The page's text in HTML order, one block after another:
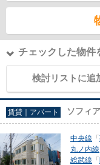
チェックした物件
検討リストに追
賃貸｜アパート ソフィ
中央線 「
丸ノ内線
総武線 「